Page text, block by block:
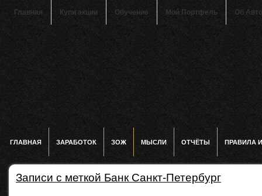
Главная Купи акции Обучение Мой Портфель Об
ГЛАВНАЯ ЗАРАБОТОК ЗОЖ МЫСЛИ ОТЧЁТЫ ПРАВИЛА
Записи с меткой Банк Санкт-Петербург